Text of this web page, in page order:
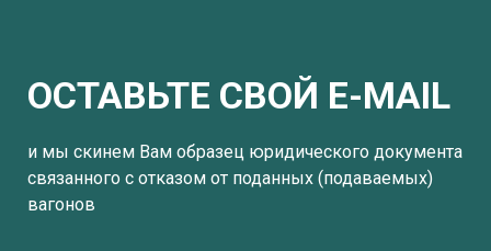
ОСТАВЬТЕ СВОЙ E-MAIL
и мы скинем Вам образец юридического документа
связанного с отказом от поданных (подаваемых)
вагонов